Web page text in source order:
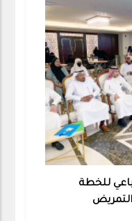
للخطة
التمريض